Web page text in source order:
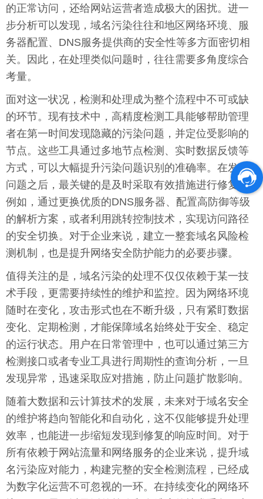
的正常访问，还给网站运营者造成极大的困扰。进一
步分析可以发现，域名污染往往和地区网络环境、服
务器配置、DNS服务提供商的安全性等多方面密切相
关。因此，在处理类似问题时，往往需要多角度综合
考量。
面对这一状况，检测和处理成为整个流程中不可或缺
的环节。现有技术中，高精度检测工具能够帮助管理
者在第一时间发现隐藏的污染问题，并定位受影响的
节点。这些工具通过多地节点检测、实时数据反馈等
方式，可以大幅提升污染问题识别的准确率。在发现
问题之后，最关键的是及时采取有效措施进行修复。
例如，通过更换优质的DNS服务器、配置高防御等级
的解析方案，或者利用跳转控制技术，实现访问路径
的安全切换。对于企业来说，建立一整套域名风险检
测机制，也是提升网络安全防护能力的必要步骤。
值得关注的是，域名污染的处理不仅仅依赖于某一技
术手段，更需要持续性的维护和监控。因为网络环境
随时在变化，攻击形式也在不断升级，只有紧盯数据
变化、定期检测，才能保障域名始终处于安全、稳定
的运行状态。用户在日常管理中，也可以通过第三方
检测接口或者专业工具进行周期性的查询分析，一旦
发现异常，迅速采取应对措施，防止问题扩散影响。
随着大数据和云计算技术的发展，未来对于域名安全
的维护将趋向智能化和自动化，这不仅能够提升处理
效率，也能进一步缩短发现到修复的响应时间。对于
所有依赖于网站流量和网络服务的企业来说，提升域
名污染应对能力，构建完整的安全检测流程，已经成
为数字化运营不可忽视的一环。在持续变化的网络环